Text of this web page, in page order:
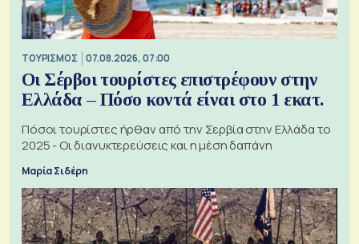
ΤΟΥΡΙΣΜΟΣ 07.08.2026, 07:00
Οι Σέρβοι τουρίστες επιστρέφουν στην
Ελλάδα – Πόσο κοντά είναι στο 1 εκατ.
Πόσοι τουρίστες ήρθαν από την Σερβία στην Ελλάδα το
2025 - Οι διανυκτερεύσεις και η μέση δαπάνη
Μαρία Σιδέρη